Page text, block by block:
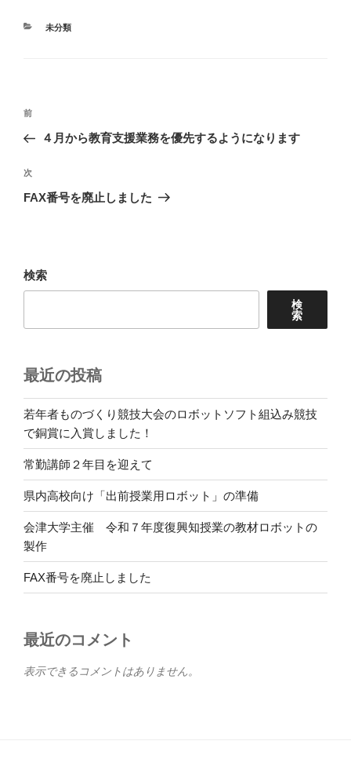
カ
未分類
投
ナ
ビ
ゲ
ン
前
の
稿
前
４月から教育支援業務を優先するようになります
次
の
次
FAX番号を廃止しました
検索
検
索
最近の投稿
若年者ものづくり競技大会のロボットソフト組込み競技
で銅賞に入賞しました！
常勤講師２年目を迎えて
県内高校向け「出前授業用ロボット」の準備
会津大学主催 令和７年度復興知授業の教材ロボットの
製作
FAX番号を廃止しました
最近のコメント
表示できるコメントはありません。